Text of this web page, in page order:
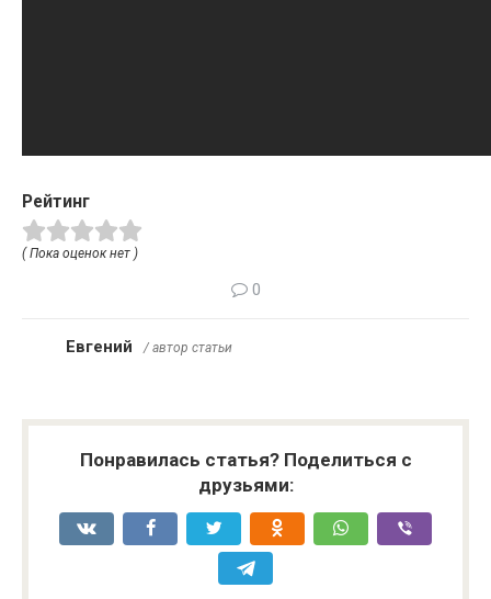
Рейтинг
( Пока оценок нет )
0
Евгений / автор статьи
Понравилась статья? Поделиться с
друзьями: